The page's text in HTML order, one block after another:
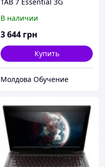
(ZA310144UA)
В наличии
3 644 грн
Купить
Молдова Обучение